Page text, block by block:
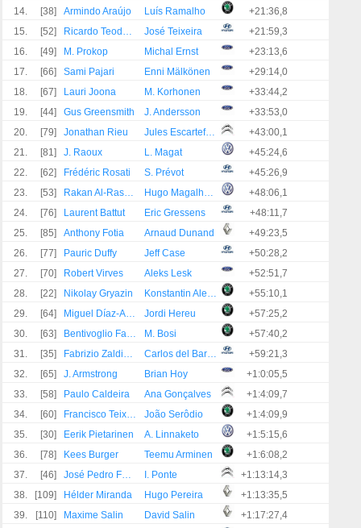
14.
[38] Armindo Araújo Luís Ramalho
+21:36,8
15.
[52] Ricardo Teodósio José Teixeira
+21:59,3
16.
[49] M. Prokop Michal Ernst
+23:13,6
17.
[66] Sami Pajari Enni Mälkönen
+29:14,0
18.
[67] Lauri Joona M. Korhonen
+33:44,2
19.
[44] Gus Greensmith J. Andersson
+33:53,0
20.
[79] Jonathan Rieu Jules Escartefigue
+43:00,1
21.
[81] J. Raoux L. Magat
+45:24,6
22.
[62] Frédéric Rosati S. Prévot
+45:26,9
23.
[53] Rakan Al-Rashed Hugo Magalhães
+48:06,1
24.
[76] Laurent Battut Eric Gressens
+48:11,7
25.
[85] Anthony Fotia Arnaud Dunand
+49:23,5
26.
[77] Pauric Duffy Jeff Case
+50:28,2
27.
[70] Robert Virves Aleks Lesk
+52:51,7
28.
[22] Nikolay Gryazin Konstantin Aleksandrov
+55:10,1
29.
[64] Miguel Díaz-Aboitiz Jordi Hereu
+57:25,2
30.
[63] Bentivoglio Fabrizio Arengi M. Bosi
+57:40,2
31.
[35] Fabrizio Zaldivar Carlos del Barrio
+59:21,3
32.
[65] J. Armstrong Brian Hoy
+1:0:05,5
33.
[58] Paulo Caldeira Ana Gonçalves
+1:4:09,7
34.
[60] Francisco Teixeira João Serôdio
+1:4:09,9
35.
[30] Eerik Pietarinen A. Linnaketo
+1:5:15,6
36.
[78] Kees Burger Teemu Arminen
+1:6:08,2
37.
[46] José Pedro Fontes I. Ponte
+1:13:14,3
38.
[109] Hélder Miranda Hugo Pereira
+1:13:35,5
39.
[110] Maxime Salin David Salin
+1:17:27,4